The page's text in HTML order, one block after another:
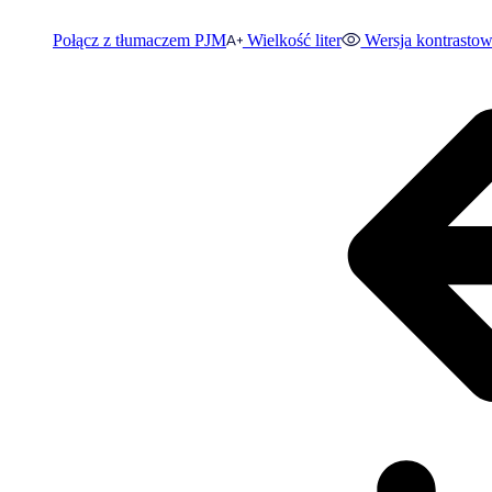
Połącz z tłumaczem PJM Wielkość liter Wersja